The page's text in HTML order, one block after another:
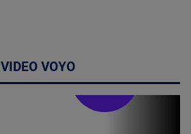
VIDEO VOYO